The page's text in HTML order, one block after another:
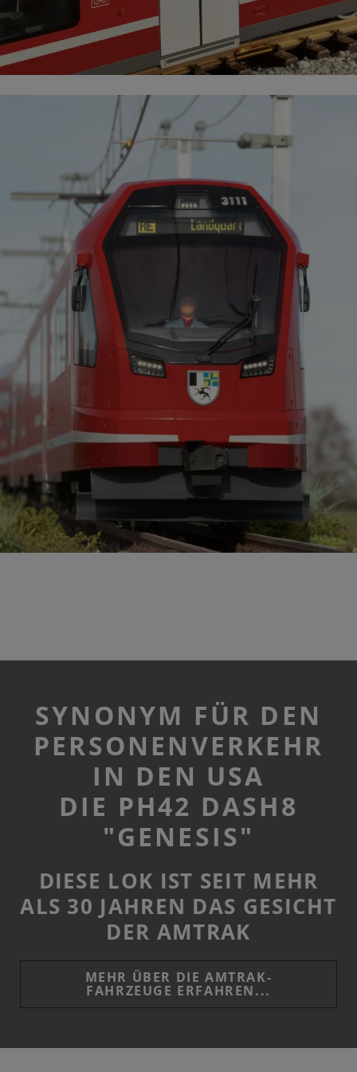
SYNONYM FÜR DEN
PERSONENVERKEHR
IN DEN USA
DIE PH42 DASH8
"GENESIS"
DIESE LOK IST SEIT MEHR
ALS 30 JAHREN DAS GESICHT
DER AMTRAK
MEHR ÜBER DIE AMTRAK-
FAHRZEUGE ERFAHREN...